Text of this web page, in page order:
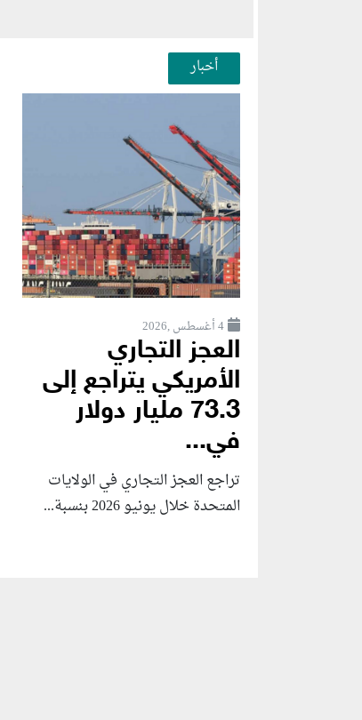
أخبار
4 أغسطس ,2026
العجز التجاري
الأمريكي يتراجع إلى
73.3 مليار دولار
في...
تراجع العجز التجاري في الولايات
المتحدة خلال يونيو 2026 بنسبة...